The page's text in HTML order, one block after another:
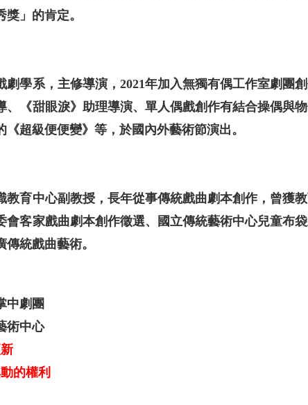
」的肯定。
劇學系，主修導演，2021年加入無獨有偶工作室劇團
、《甜眼淚》助理導演、單人偶戲創作有結合操偶與
超級便便變》等，於國內外藝術節演出。
教育中心副教授，長年從事傳統戲曲劇本創作，曾獲
會客家戲曲劇本創作徵選、國立傳統藝術中心兒童布
統戲曲藝術。
中劇團
術中心
的權利